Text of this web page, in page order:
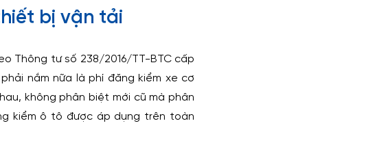
bị vận tải
Thông tư số 238/2016/TT-BTC cấp
nắm nữa là phí đăng kiểm xe cơ
không phân biệt mới cũ mà phân
kiểm ô tô được áp dụng trên toàn